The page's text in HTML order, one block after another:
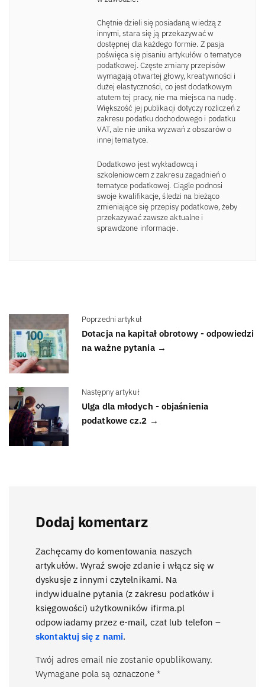
Chętnie dzieli się posiadaną wiedzą z
innymi, stara się ją przekazywać w
dostępnej dla każdego formie. Z pasja
poświęca się pisaniu artykułów o tematyce
podatkowej. Częste zmiany przepisów
wymagają otwartej głowy, kreatywności i
dużej elastyczności, co jest dodatkowym
atutem tej pracy, nie ma miejsca na nudę.
Większość jej publikacji dotyczy rozliczeń z
zakresu podatku dochodowego i podatku
VAT, ale nie unika wyzwań z obszarów o
innej tematyce.
Dodatkowo jest wykładowcą i
szkoleniowcem z zakresu zagadnień o
tematyce podatkowej. Ciągle podnosi
swoje kwalifikacje, śledzi na bieżąco
zmieniające się przepisy podatkowe, żeby
przekazywać zawsze aktualne i
sprawdzone informacje.
Poprzedni artykuł
Dotacja na kapitał obrotowy - odpowiedzi
na ważne pytania →
Następny artykuł
Ulga dla młodych - objaśnienia
podatkowe cz.2 →
Dodaj komentarz
Zachęcamy do komentowania naszych
artykułów. Wyraź swoje zdanie i włącz się w
dyskusje z innymi czytelnikami. Na
indywidualne pytania (z zakresu podatków i
księgowości) użytkowników ifirma.pl
odpowiadamy przez e-mail, czat lub telefon –
skontaktuj się z nami.
Twój adres email nie zostanie opublikowany.
Wymagane pola są oznaczone *